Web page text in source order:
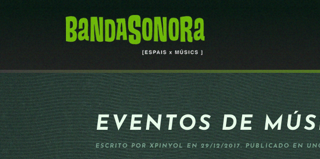
Skip to main content
EVENTOS DE
ESCRITO PORXPINYOLEN 29/12/2017. PUBLICADO EN